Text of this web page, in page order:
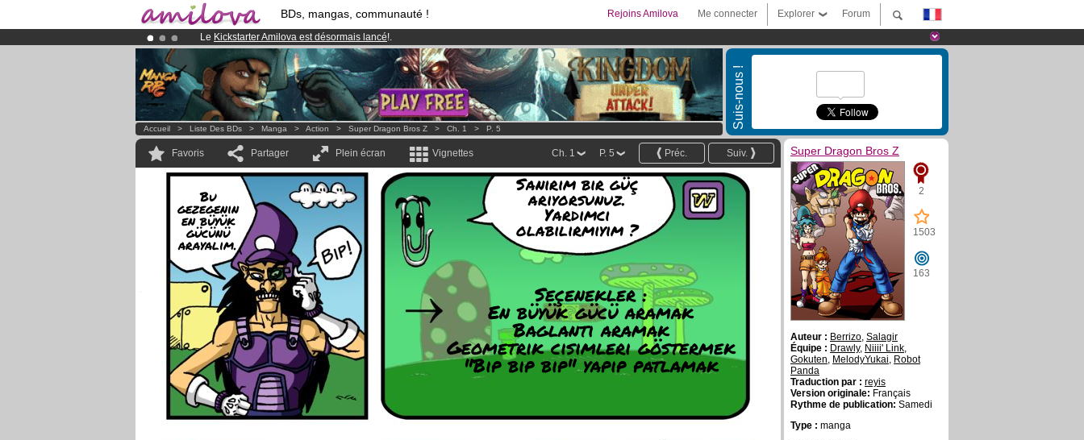
BDs, mangas, communauté ! Forum
Explorer
Me connecter
Rejoins Amilova
Le Kickstarter Amilova est désormais lancé!.
Déjà 100000membreset 1000BDs & Mangas!
Abonnement premium: à partir de
3.95 eurospar mois !Clique ici pour t'abonner
Suis-nous !
Accueil > Liste Des BDs > Manga > Action > Super Dragon Bros Z > Ch. 1 > P. 5
Favoris Partager Plein écran Vignettes Suiv.
Préc.
P. 5
Ch. 1
Bu
gezegenin
en büyük
gücünü
arayalim.
Sanirim bir güç
ariyorsunuz.
Yardimci
olabilirmiyim ?
Seçenekler :
En büyük gücü aramak
Baglanti aramak
Geometrik cisimleri göstermek
"Bip bip bip" yapip patlamak
Super Dragon Bros Z
2
1503
163
Auteur : Berrizo, Salagir
Équipe : Drawly, Niiii' Link,
Gokuten, MelodyYukai, Robot
Panda
Traduction par : reyis
Version originale: Français
Rythme de publication: Samedi
Type : manga